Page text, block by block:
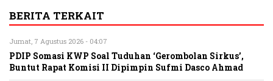
BERITA TERKAIT
Jumat, 7 Agustus 2026 - 04:07
PDIP Somasi KWP Soal Tuduhan ‘Gerombolan Sirkus’,
Buntut Rapat Komisi II Dipimpin Sufmi Dasco Ahmad